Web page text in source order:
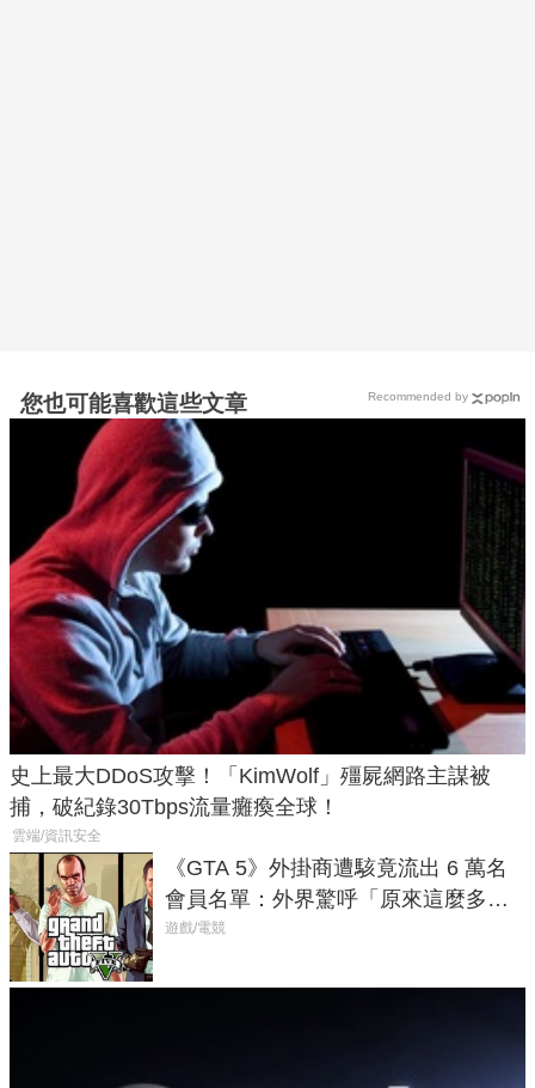
您也可能喜歡這些文章
史上最大DDoS攻擊！「KimWolf」殭屍網路主謀被
捕，破紀錄30Tbps流量癱瘓全球！
雲端/資訊安全
《GTA 5》外掛商遭駭竟流出 6 萬名
會員名單：外界驚呼「原來這麼多人
在開掛！」
遊戲/電競
Recommended by